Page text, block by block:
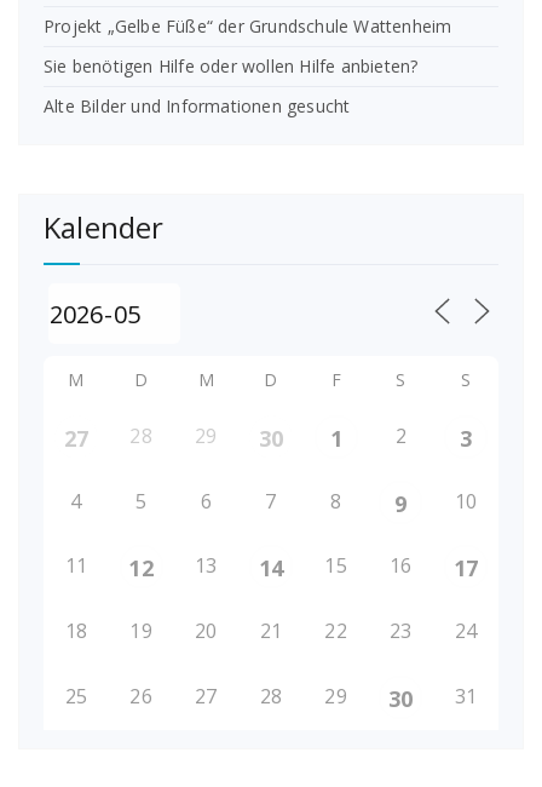
Projekt „Gelbe Füße“ der Grundschule Wattenheim
Sie benötigen Hilfe oder wollen Hilfe anbieten?
Alte Bilder und Informationen gesucht
Kalender
M D M D F S S
27 28 29 30 1 2 3
4 5 6 7 8 9 10
11 12 13 14 15 16 17
18 19 20 21 22 23 24
25 26 27 28 29 30 31